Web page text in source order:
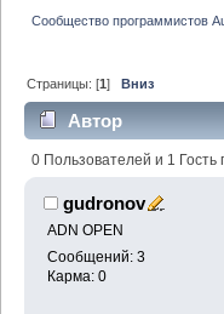
Сообщество программистов
Страницы: [1]Вниз
Автор
0 Пользователей и 1 Гость
gudronov
ADN OPEN
Сообщений: 3
Карма: 0